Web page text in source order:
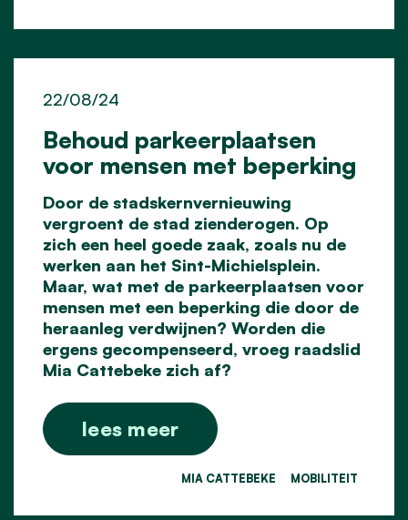
Behoud parkeerplaatsen
voor mensen met beperking
22/08/24
Door de stadskernvernieuwing
vergroent de stad zienderogen. Op
zich een heel goede zaak, zoals nu de
werken aan het Sint-Michielsplein.
Maar, wat met de parkeerplaatsen voor
mensen met een beperking die door de
heraanleg verdwijnen? Worden die
ergens gecompenseerd, vroeg raadslid
Mia Cattebeke zich af?
lees meer
MIA CATTEBEKE MOBILITEIT